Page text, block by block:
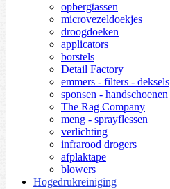
opbergtassen
microvezeldoekjes
droogdoeken
applicators
borstels
Detail Factory
emmers - filters - deksels
sponsen - handschoenen
The Rag Company
meng - sprayflessen
verlichting
infrarood drogers
afplaktape
blowers
Hogedrukreiniging